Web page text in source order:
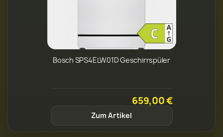
Bosch SPS4ELW01D Geschirrspüler
659,00 €
Zum Artikel